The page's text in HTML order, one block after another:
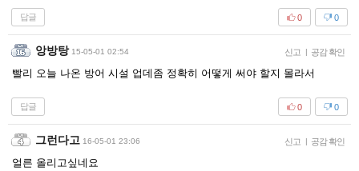
답글 0
0
앙방탕 15-05-01 02:54 신고 | 공감 확인
빨리 오늘 나온 방어 시설 업데좀 정확히 어떻게 써야 할지 몰라서
답글 0
0
그런다고 16-05-01 23:06 신고 | 공감 확인
얼른 올리고싶네요